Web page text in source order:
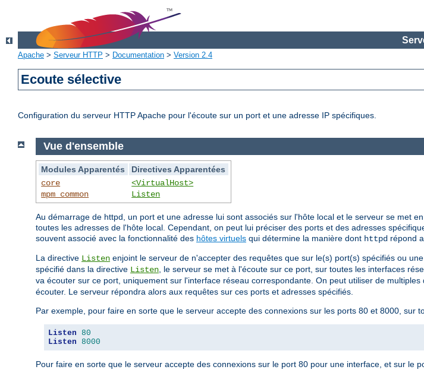
Apache > Serveur HTTP > Documentation > Version 2.4
Ecoute sélective
Configuration du serveur HTTP Apache pour l'écoute sur un port et une adresse IP spécifiques.
Vue d'ensemble
Modules Apparentés
Directives Apparentées
core
mpm_common
<VirtualHost>
Listen
Au démarrage de httpd, un port et une adresse lui sont associés sur l'hôte local et le serveur se met
toutes les adresses de l'hôte local. Cependant, on peut lui préciser des ports et des adresses
souvent associé avec la fonctionnalité des hôtes virtuels qui détermine la manière dont httpd répond
La directive Listen enjoint le serveur de n'accepter des requêtes que sur le(s) port(s) spécifiés ou
spécifié dans la directive Listen , le serveur se met à l'écoute sur ce port, sur toutes les interfaces
va écouter sur ce port, uniquement sur l'interface réseau correspondante. On peut utiliser de multiples
écouter. Le serveur répondra alors aux requêtes sur ces ports et adresses spécifiés.
Par exemple, pour faire en sorte que le serveur accepte des connexions sur les ports 80 et 8000, sur
Listen 80
Listen 8000
Pour faire en sorte que le serveur accepte des connexions sur le port 80 pour une interface, et sur le